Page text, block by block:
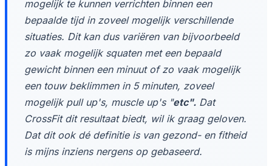
mogelijk te kunnen verrichten binnen een
bepaalde tijd in zoveel mogelijk verschillende
situaties. Dit kan dus variëren van bijvoorbeeld
zo vaak mogelijk squaten met een bepaald
gewicht binnen een minuut of zo vaak mogelijk
een touw beklimmen in 5 minuten, zoveel
mogelijk pull up's, muscle up's "etc". Dat
CrossFit dit resultaat biedt, wil ik graag geloven.
Dat dit ook dé definitie is van gezond- en fitheid
is mijns inziens nergens op gebaseerd.